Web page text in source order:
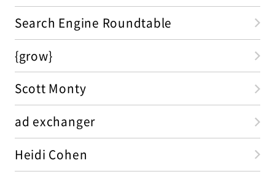
Search Engine Roundtable
{grow}
Scott Monty
ad exchanger
Heidi Cohen